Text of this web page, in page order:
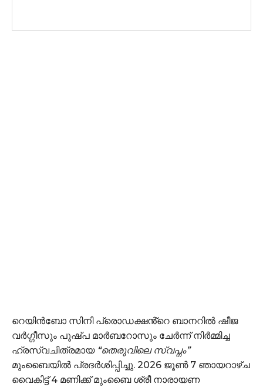
റെയിൻബോ സിനി പ്രൊഡക്ഷൻ്റെ ബാനറിൽ ഷീജ
വർഗ്ഗീസും പുഷ്പ മാർബറോസും ചേർന്ന് നിർമ്മിച്ച
ഹ്രസ്വചിത്രമായ “തെരുവിലെ സ്വപ്നം”
മുംബൈയിൽ പ്രദർശിപ്പിച്ചു. 2026 ജൂൺ 7 ഞായറാഴ്ച
വൈകിട്ട് 4 മണിക്ക് മുംബൈ ശ്രീ നാരായണ